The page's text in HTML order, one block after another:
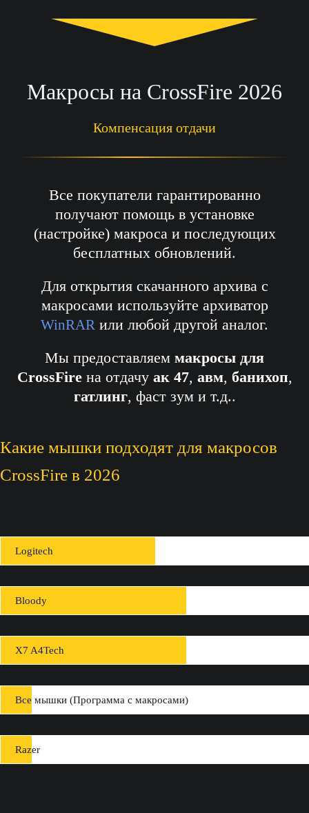
Макросы на CrossFire 2026
Компенсация отдачи
Все покупатели гарантированно
получают помощь в установке
(настройке) макроса и последующих
бесплатных обновлений.
Для открытия скачанного архива с
макросами используйте архиватор
WinRAR или любой другой аналог.
Мы предоставляем макросы для
CrossFireна отдачу ак 47, авм, банихоп,
гатлинг, фаст зум и т.д..
Какие мышки подходят для макросов
CrossFire в 2026
Logitech
Bloody
X7 A4Tech
Все мышки (Программа с макросами)
Razer